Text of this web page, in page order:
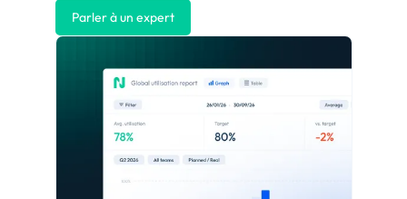
Parler à un expert